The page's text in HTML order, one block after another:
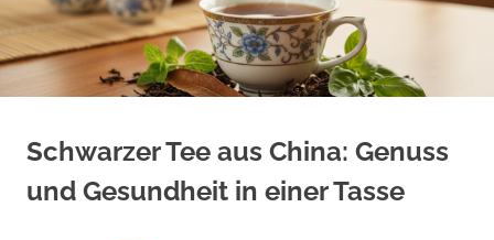
Schwarzer Tee aus China: Genuss
und Gesundheit in einer Tasse